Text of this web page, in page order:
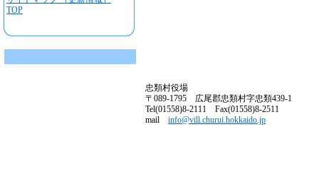
TOP
忠類村役場
〒089-1795 広尾郡忠類村字忠類439-1
Tel(01558)8-2111 Fax(01558)8-2511
mail info@vill.churui.hokkaido.jp